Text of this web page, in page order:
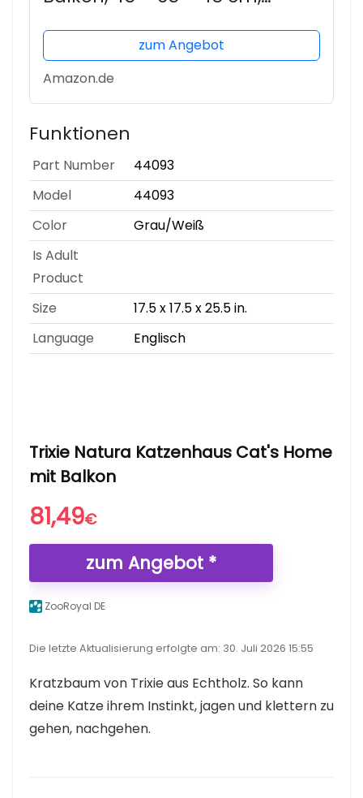
zum Angebot
Amazon.de
Funktionen
Part Number
44093
Model
44093
Color
Grau/Weiß
Is Adult
Product
Size
17.5 x 17.5 x 25.5 in.
Language
Englisch
Trixie Natura Katzenhaus Cat's Home
mit Balkon
81,49€
zum Angebot *
ZooRoyal DE
Die letzte Aktualisierung erfolgte am: 30. Juli 2026 15:55
Kratzbaum von Trixie aus Echtholz. So kann
deine Katze ihrem Instinkt, jagen und klettern zu
gehen, nachgehen.